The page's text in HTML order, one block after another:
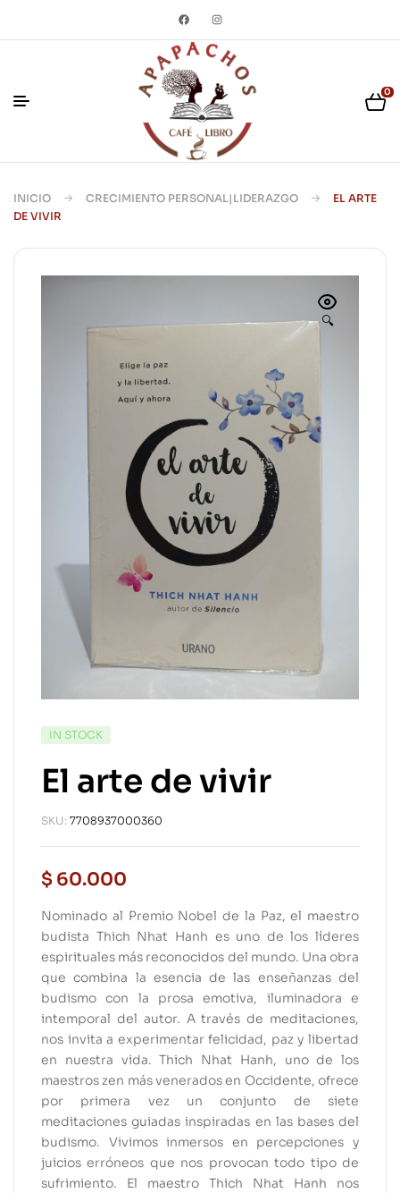
0
INICIO CRECIMIENTO PERSONAL|LIDERAZGO
EL ARTE
DE VIVIR
🔍
IN STOCK
El arte de vivir
SKU: 7708937000360
$ 60.000
Nominado al Premio Nobel de la Paz, el maestro
budista Thich Nhat Hanh es uno de los líderes
espirituales más reconocidos del mundo. Una obra
que combina la esencia de las enseñanzas del
budismo con la prosa emotiva, iluminadora e
intemporal del autor. A través de meditaciones,
nos invita a experimentar felicidad, paz y libertad
en nuestra vida. Thich Nhat Hanh, uno de los
maestros zen más venerados en Occidente, ofrece
por primera vez un conjunto de siete
meditaciones guiadas inspiradas en las bases del
budismo. Vivimos inmersos en percepciones y
juicios erróneos que nos provocan todo tipo de
sufrimiento. El maestro Thich Nhat Hanh nos